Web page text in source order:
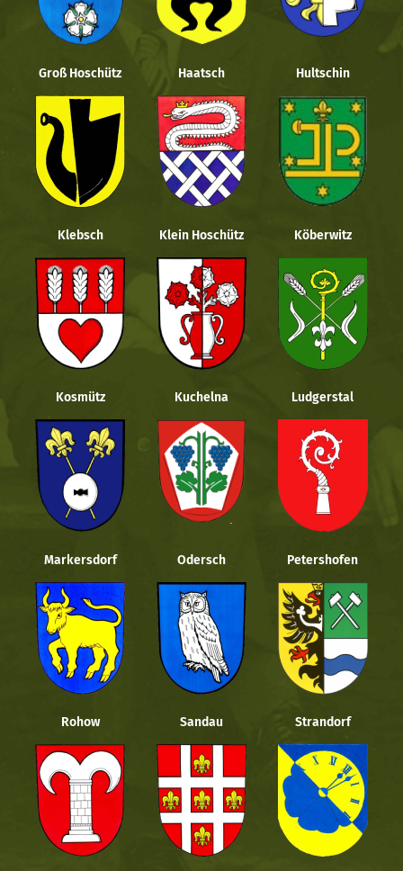
Groß Hoschütz Haatsch Hultschin
Klebsch Klein Hoschütz Köberwitz
Kosmütz Kuchelna Ludgerstal
Markersdorf Odersch Petershofen
Rohow Sandau Strandorf